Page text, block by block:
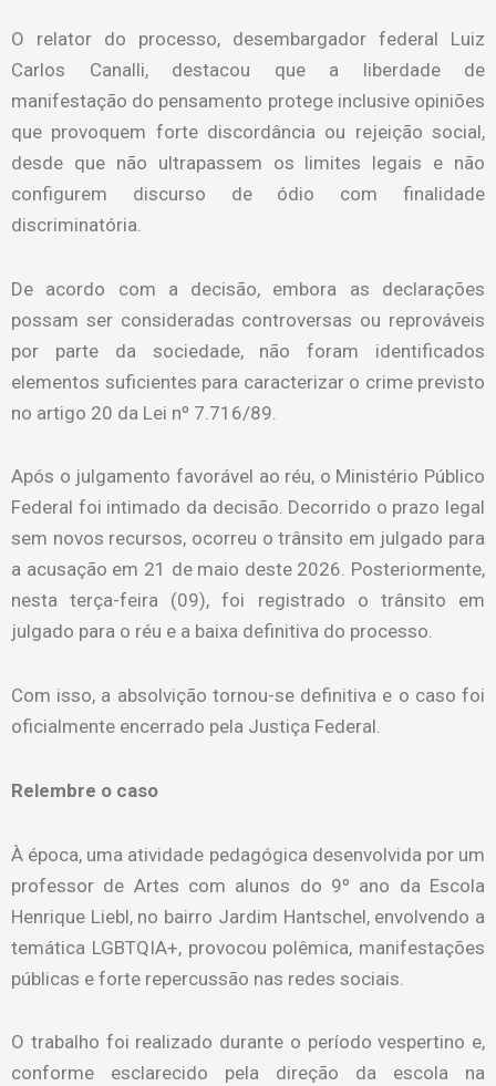
O relator do processo, desembargador federal Luiz
Carlos Canalli, destacou que a liberdade de
manifestação do pensamento protege inclusive opiniões
que provoquem forte discordância ou rejeição social,
desde que não ultrapassem os limites legais e não
configurem discurso de ódio com finalidade
discriminatória.
De acordo com a decisão, embora as declarações
possam ser consideradas controversas ou reprováveis
por parte da sociedade, não foram identificados
elementos suficientes para caracterizar o crime previsto
no artigo 20 da Lei nº 7.716/89.
Após o julgamento favorável ao réu, o Ministério Público
Federal foi intimado da decisão. Decorrido o prazo legal
sem novos recursos, ocorreu o trânsito em julgado para
a acusação em 21 de maio deste 2026. Posteriormente,
nesta terça-feira (09), foi registrado o trânsito em
julgado para o réu e a baixa definitiva do processo.
Com isso, a absolvição tornou-se definitiva e o caso foi
oficialmente encerrado pela Justiça Federal.
Relembre o caso
À época, uma atividade pedagógica desenvolvida por um
professor de Artes com alunos do 9º ano da Escola
Henrique Liebl, no bairro Jardim Hantschel, envolvendo a
temática LGBTQIA+, provocou polêmica, manifestações
públicas e forte repercussão nas redes sociais.
O trabalho foi realizado durante o período vespertino e,
conforme esclarecido pela direção da escola na